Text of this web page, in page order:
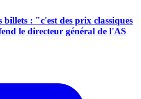
billets : "c'est des prix classiques
le directeur général de l'AS